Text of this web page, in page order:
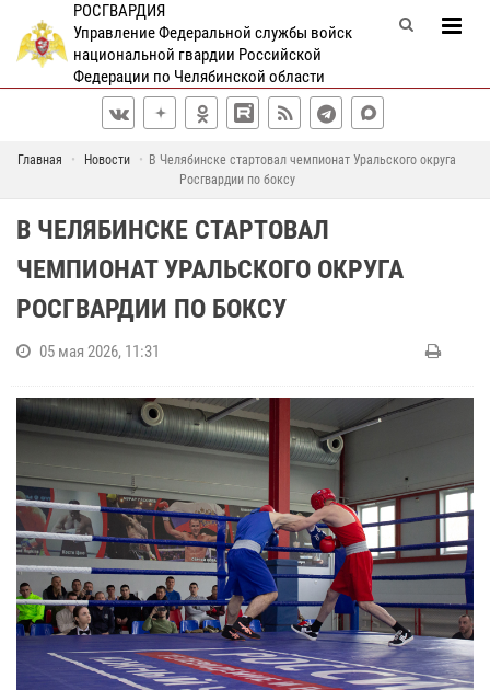
РОСГВАРДИЯ
Управление Федеральной службы войск
национальной гвардии Российской
Федерации по Челябинской области
Главная Новости
В Челябинске стартовал чемпионат Уральского округа
Росгвардии по боксу
В ЧЕЛЯБИНСКЕ СТАРТОВАЛ
ЧЕМПИОНАТ УРАЛЬСКОГО ОКРУГА
РОСГВАРДИИ ПО БОКСУ
05 мая 2026, 11:31